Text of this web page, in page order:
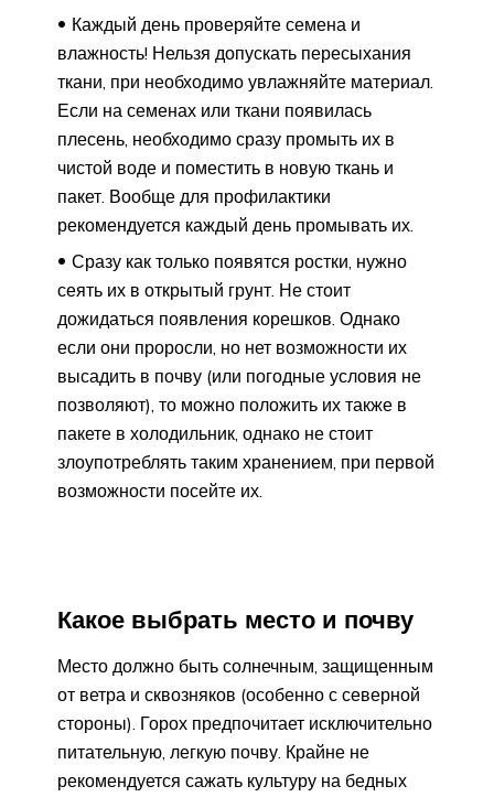
Каждый день проверяйте семена и
влажность! Нельзя допускать пересыхания
ткани, при необходимо увлажняйте материал.
Если на семенах или ткани появилась
плесень, необходимо сразу промыть их в
чистой воде и поместить в новую ткань и
пакет. Вообще для профилактики
рекомендуется каждый день промывать их.
Сразу как только появятся ростки, нужно
сеять их в открытый грунт. Не стоит
дожидаться появления корешков. Однако
если они проросли, но нет возможности их
высадить в почву (или погодные условия не
позволяют), то можно положить их также в
пакете в холодильник, однако не стоит
злоупотреблять таким хранением, при первой
возможности посейте их.
Какое выбрать место и почву
Место должно быть солнечным, защищенным
от ветра и сквозняков (особенно с северной
стороны). Горох предпочитает исключительно
питательную, легкую почву. Крайне не
рекомендуется сажать культуру на бедных